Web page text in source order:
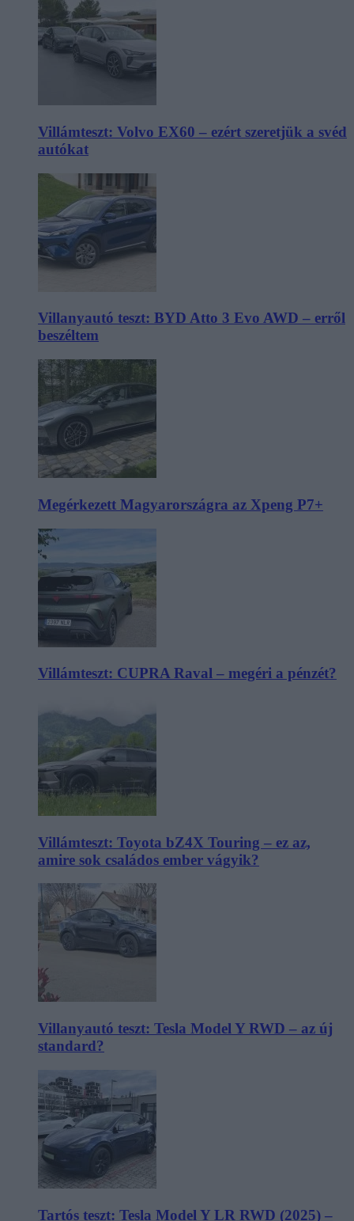
Villámteszt: Volvo EX60 – ezért szeretjük a svéd
autókat
Villanyautó teszt: BYD Atto 3 Evo AWD – erről
beszéltem
Megérkezett Magyarországra az Xpeng P7+
Villámteszt: CUPRA Raval – megéri a pénzét?
Villámteszt: Toyota bZ4X Touring – ez az,
amire sok családos ember vágyik?
Villanyautó teszt: Tesla Model Y RWD – az új
standard?
Tartós teszt: Tesla Model Y LR RWD (2025) –